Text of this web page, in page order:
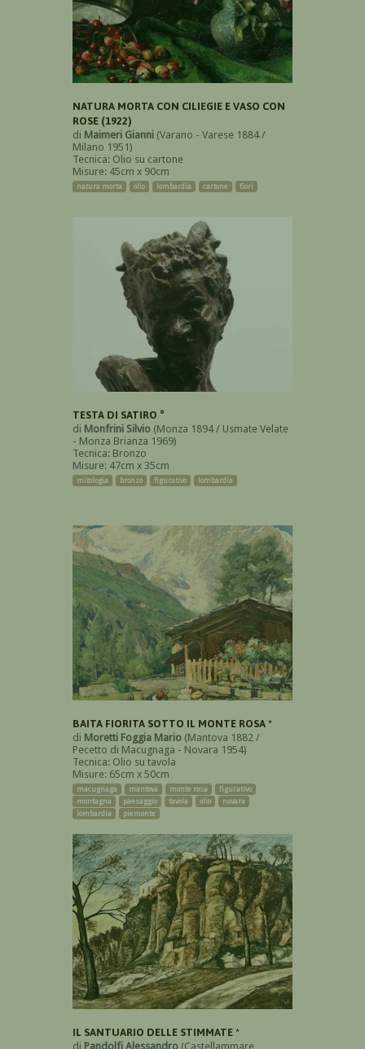
NATURA MORTA CON CILIEGIE E VASO CON
ROSE (1922)
di Maimeri Gianni (Varano - Varese 1884 /
Milano 1951)
Tecnica: Olio su cartone
Misure: 45cm x 90cm
natura morta olio lombardia cartone fiori
TESTA DI SATIRO °
di Monfrini Silvio (Monza 1894 / Usmate Velate
- Monza Brianza 1969)
Tecnica: Bronzo
Misure: 47cm x 35cm
mitologia bronzo figurativo lombardia
BAITA FIORITA SOTTO IL MONTE ROSA *
di Moretti Foggia Mario (Mantova 1882 /
Pecetto di Macugnaga - Novara 1954)
Tecnica: Olio su tavola
Misure: 65cm x 50cm
macugnaga mantova monte rosa
figurativo
montagna
paesaggio tavola olio
novara
lombardia
piemonte
IL SANTUARIO DELLE STIMMATE *
di Pandolfi Alessandro (Castellammare